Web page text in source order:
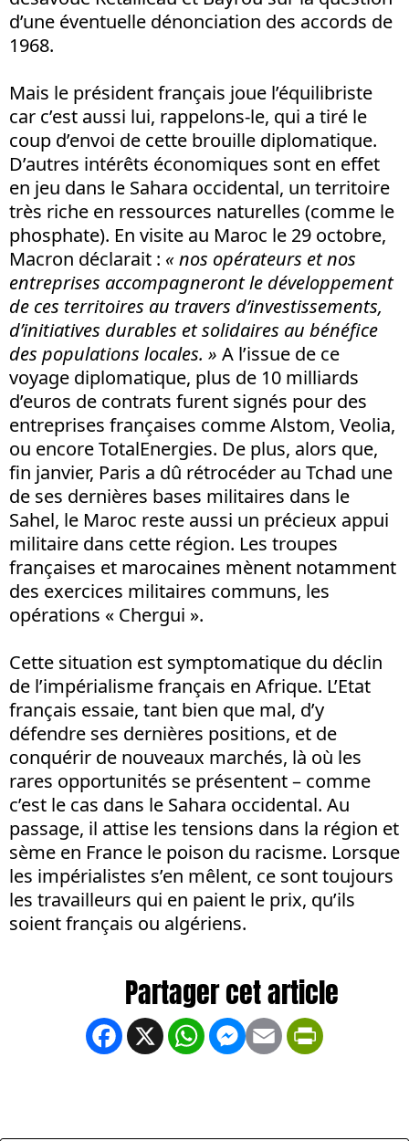
d’une éventuelle dénonciation des accords de
1968.
Mais le président français joue l’équilibriste
car c’est aussi lui, rappelons-le, qui a tiré le
coup d’envoi de cette brouille diplomatique.
D’autres intérêts économiques sont en effet
en jeu dans le Sahara occidental, un territoire
très riche en ressources naturelles (comme le
phosphate). En visite au Maroc le 29 octobre,
Macron déclarait : « nos opérateurs et nos
entreprises accompagneront le développement
de ces territoires au travers d’investissements,
d’initiatives durables et solidaires au bénéfice
des populations locales. » A l’issue de ce
voyage diplomatique, plus de 10 milliards
d’euros de contrats furent signés pour des
entreprises françaises comme Alstom, Veolia,
ou encore TotalEnergies. De plus, alors que,
fin janvier, Paris a dû rétrocéder au Tchad une
de ses dernières bases militaires dans le
Sahel, le Maroc reste aussi un précieux appui
militaire dans cette région. Les troupes
françaises et marocaines mènent notamment
des exercices militaires communs, les
opérations « Chergui ».
Cette situation est symptomatique du déclin
de l’impérialisme français en Afrique. L’Etat
français essaie, tant bien que mal, d’y
défendre ses dernières positions, et de
conquérir de nouveaux marchés, là où les
rares opportunités se présentent – comme
c’est le cas dans le Sahara occidental. Au
passage, il attise les tensions dans la région et
sème en France le poison du racisme. Lorsque
les impérialistes s’en mêlent, ce sont toujours
les travailleurs qui en paient le prix, qu’ils
soient français ou algériens.
Facebook
X WhatsApp
Messenger
Email